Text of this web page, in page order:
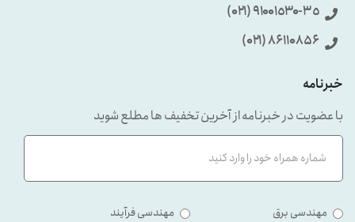
٩۱۰۰۱٥۳۰-۳٥ (۰۲۱)
86110856 (۰۲۱)
خبرنامه
با عضویت در خبرنامه از آخرین تخفیف ها مطلع شوید
مهندسی برق
مهندسی فرآیند